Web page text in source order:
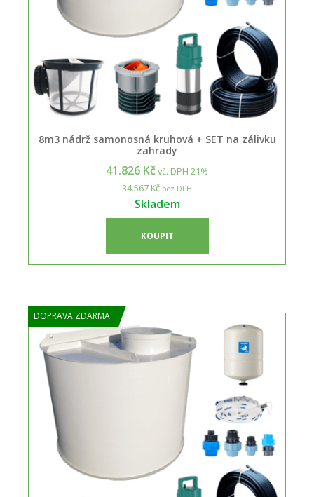
8m3 nádrž samonosná kruhová + SET na zálivku
zahrady
41.826 Kčvč. DPH 21%
34.567 Kč bez DPH
Skladem
KOUPIT
DOPRAVA ZDARMA